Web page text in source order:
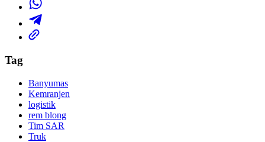
Tag
Banyumas
Kemranjen
logistik
rem blong
Tim SAR
Truk